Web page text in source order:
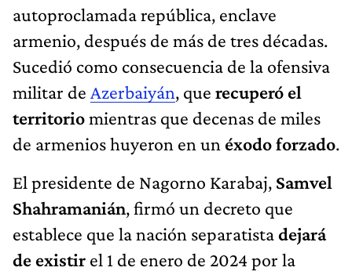
autoproclamada república, enclave
armenio, después de más de tres décadas.
Sucedió como consecuencia de la ofensiva
militar de Azerbaiyán, que recuperó el
territoriomientras que decenas de miles
de armenios huyeron en un éxodo forzado.
El presidente de Nagorno Karabaj, Samvel
Shahramanián, firmó un decreto que
establece que la nación separatistadejará
de existir el 1 de enero de 2024 por la